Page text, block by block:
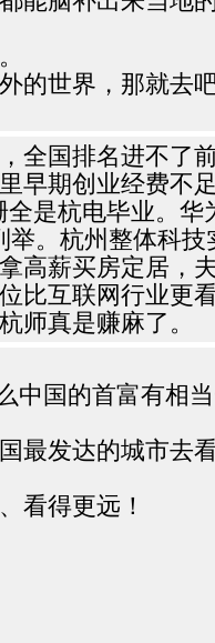
的世界，那就去
国排名进不了
早期创业经费不
是杭电毕业。
。杭州整体科
高薪买房定居，夫
互联网行业更
师真是赚麻了。
中国的首富有相
最发达的城市去
看得更远！